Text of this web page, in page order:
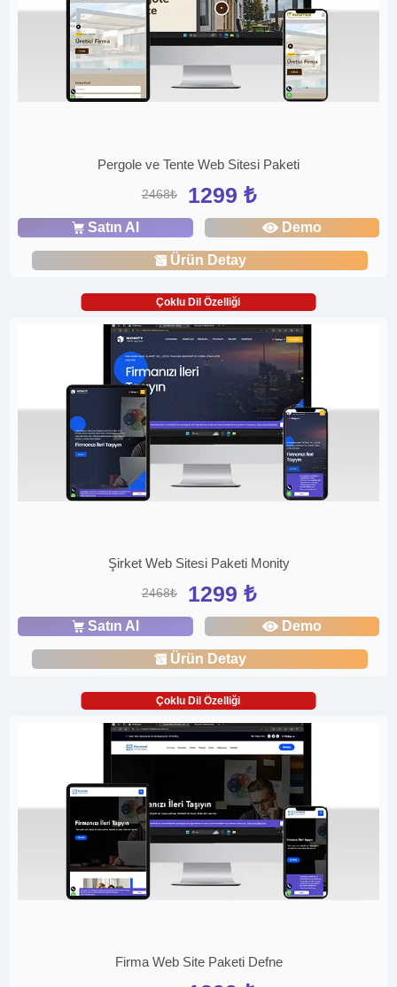
Pergole ve Tente Web Sitesi Paketi
2468₺ 1299 ₺
Satın Al Demo
Ürün Detay
Çoklu Dil Özelliği
Şirket Web Sitesi Paketi Monity
2468₺ 1299 ₺
Satın Al Demo
Ürün Detay
Çoklu Dil Özelliği
Firma Web Site Paketi Defne